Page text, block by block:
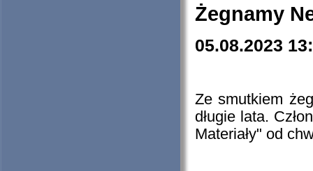
Żegnamy
05.08.2023
Ze smutkiem
długie lata.
Materiały" od